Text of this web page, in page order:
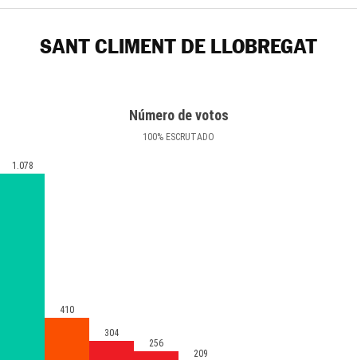
SANT CLIMENT DE LLOBREGAT
Número de votos
100% ESCRUTADO
1.078
410
304
256
209